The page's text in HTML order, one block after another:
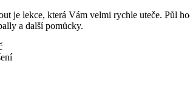
je lekce, která Vám velmi rychle uteče. Půl
a další pomůcky.